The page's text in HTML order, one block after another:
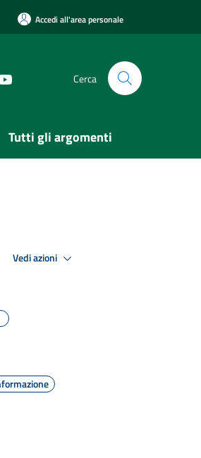
Accedi all'area personale
Cerca
Tutti gli argomenti
Vedi azioni